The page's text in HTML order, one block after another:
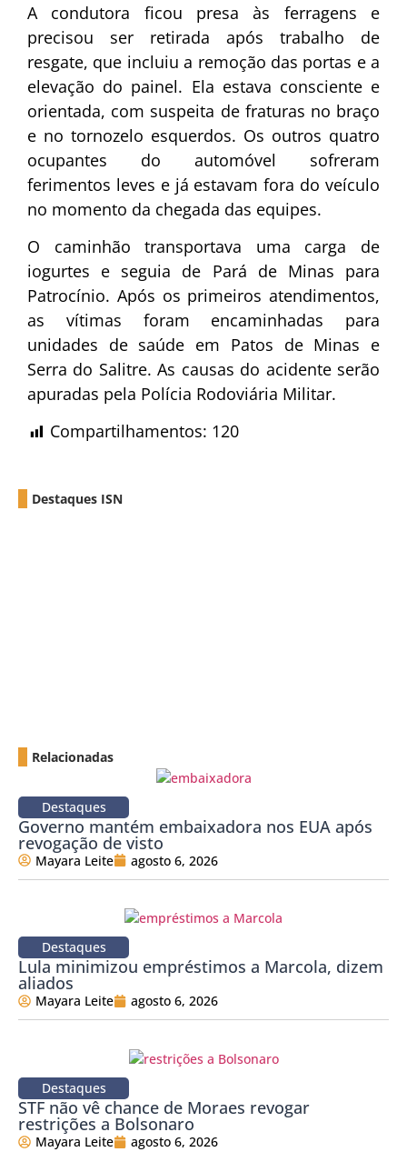
A condutora ficou presa às ferragens e
precisou ser retirada após trabalho de
resgate, que incluiu a remoção das portas e a
elevação do painel. Ela estava consciente e
orientada, com suspeita de fraturas no braço
e no tornozelo esquerdos. Os outros quatro
ocupantes do automóvel sofreram
ferimentos leves e já estavam fora do veículo
no momento da chegada das equipes.
O caminhão transportava uma carga de
iogurtes e seguia de Pará de Minas para
Patrocínio. Após os primeiros atendimentos,
as vítimas foram encaminhadas para
unidades de saúde em Patos de Minas e
Serra do Salitre. As causas do acidente serão
apuradas pela Polícia Rodoviária Militar.
Compartilhamentos: 120
Destaques ISN
Relacionadas
Destaques
Governo mantém embaixadora nos EUA após
revogação de visto
Mayara Leite agosto 6, 2026
Destaques
Lula minimizou empréstimos a Marcola, dizem
aliados
Mayara Leite agosto 6, 2026
Destaques
STF não vê chance de Moraes revogar
restrições a Bolsonaro
Mayara Leite agosto 6, 2026